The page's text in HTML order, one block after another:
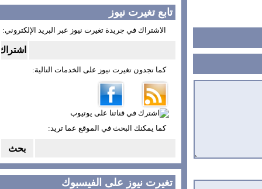
تابع تغيرت نيوز
الاشتراك في جريدة تغيرت نيوز عبر البريد الإلكتروني:
كما تجدون تغيرت نيوز على الخدمات التالية:
كما يمكنك البحث في الموقع عما تريد:
تغيرت نيوز على الفيسبوك